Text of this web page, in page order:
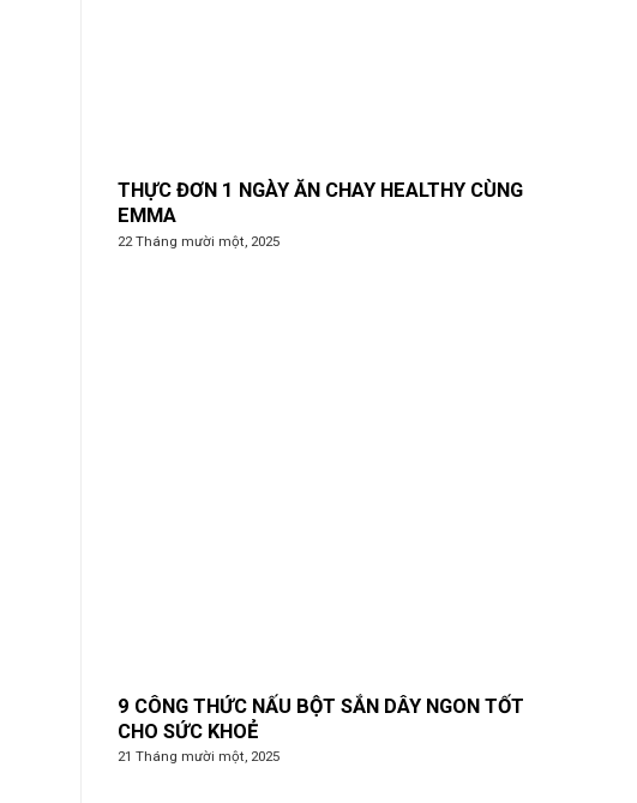
THỰC ĐƠN 1 NGÀY ĂN CHAY HEALTHY CÙNG
EMMA
22 Tháng mười một, 2025
9 CÔNG THỨC NẤU BỘT SẮN DÂY NGON TỐT
CHO SỨC KHOẺ
21 Tháng mười một, 2025